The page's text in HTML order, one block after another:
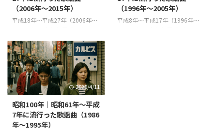
し、失業や農村の困窮が深刻化し
ました。文化面ではジャズやモダ
ました ...
（2017年） 将棋の藤井聡太四段
が29連勝の新記録 小池百合子都
（2006年〜2015年）
平成18年〜平成27年（2006年〜
（2006年） 第1次安倍晋三内閣
発足（戦後最年少の首相） 秋篠
宮妃紀子さまが悠仁親王を出産
（皇室41年ぶりの男子誕生） 村
上ファンド事件（インサイダー取
引疑惑） ライブドア事件（堀江
貴文社長ら逮捕） トリノ冬季五
輪開催（荒川静香が金メダル）
ニンテンドーDS Lite・Wii発売 平
成19年（2007年） 新潟県中越沖
（1996年〜2005年）
平成8年〜平成17年（1996年〜
2026/4/11
昭和100年｜昭和61年〜平成
7年に流行った歌謡曲（1986
年〜1995年）